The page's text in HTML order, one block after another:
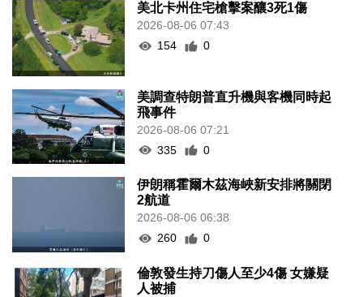
美北卡州住宅槍擊案釀3死1傷
2026-08-06 07:43
154
0
美調查特朗普直升機與客機同時起
飛事件
2026-08-06 07:21
335
0
伊朗稱霍爾木茲海峽新安排將關閉
2航道
2026-08-06 06:38
260
0
倫敦發生持刀傷人至少4傷 女嫌疑
人被捕